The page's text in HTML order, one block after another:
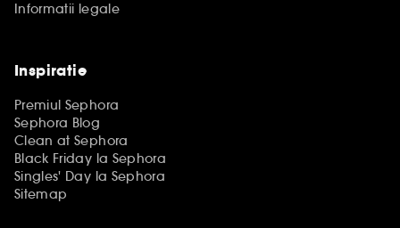
Informatii legale
Inspiratie
Premiul Sephora
Sephora Blog
Clean at Sephora
Black Friday la Sephora
Singles' Day la Sephora
Sitemap